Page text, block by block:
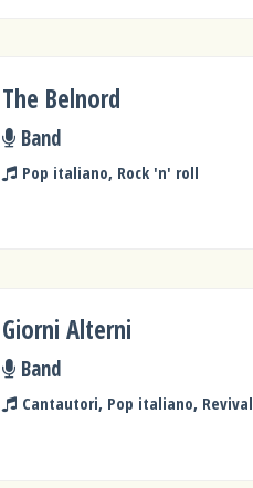
The Belnord
Band
Pop italiano, Rock 'n' roll
Giorni Alterni
Band
Cantautori, Pop italiano, Revival